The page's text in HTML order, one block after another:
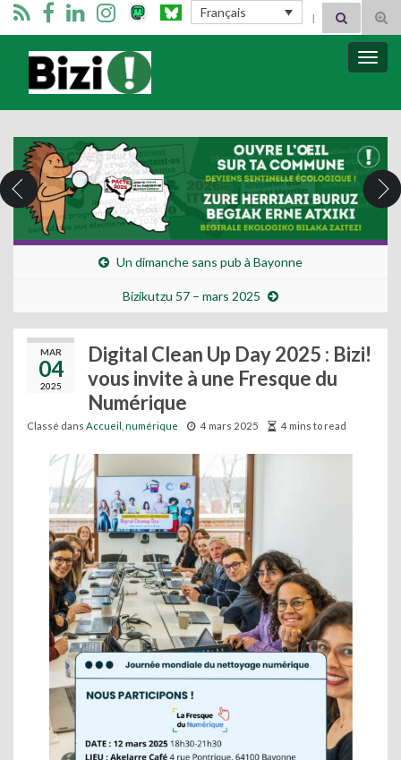
Français Search for:
Bizimugi
Un dimanche sans pub à Bayonne
Bizikutzu 57 – mars 2025
MAR
04
2025
Digital Clean Up Day 2025 : Bizi!
vous invite à une Fresque du
Numérique
Classé dans Accueil numérique 4 mars 2025 4 mins to read